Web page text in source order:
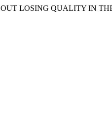
LOSING QUALITY IN